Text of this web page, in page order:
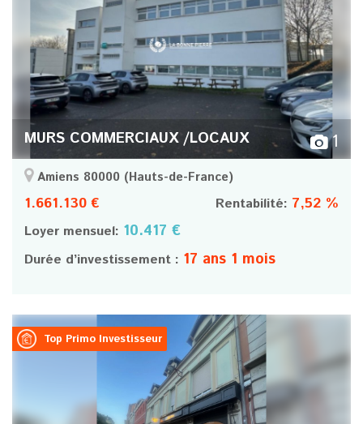
MURS COMMERCIAUX /LOCAUX 1
Amiens 80000 (Hauts-de-France)
1.661.130 € Rentabilité: 7,52 %
Loyer mensuel: 10.417 €
Durée d’investissement : 17 ans 1 mois
Top Primo Investisseur